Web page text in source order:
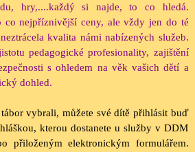
hry,....každý si najde, to co hledá.
co nejpříznivější ceny, ale vždy jen do té
kvalita námi nabízených služeb.
pedagogické profesionality, zajištění
s ohledem na věk vašich dětí a
dohled.
vybrali, můžete své dítě přihlásit buď
kterou dostanete u služby v DDM
přiloženým elektronickým formulářem.